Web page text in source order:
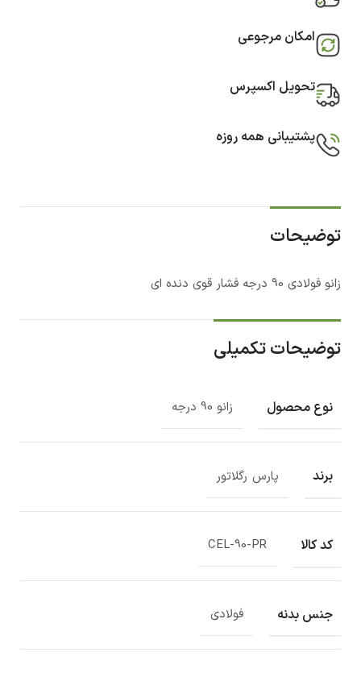
امکان مرجوعی
تحویل اکسپرس
پشتیبانی همه روزه
توضیحات
‏زانو فولادی 90 درجه فشار قوی دنده ای‏
توضیحات تکمیلی
نوع محصول زانو 90 درجه
برند پارس رگلاتور
کد کالا CEL-90-PR
جنس بدنه فولادی